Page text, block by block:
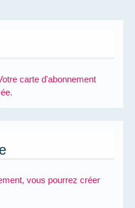
carte d'abonnement
vous pourrez créer